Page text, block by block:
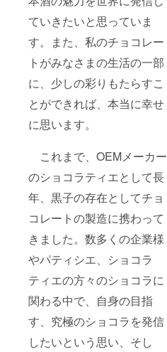
ていきたいと思っていま
す。また、私のチョコレー
トがみなさまの生活の一部
に、少しの彩りもたらすこ
とができれば、本当に幸せ
に思います。
これまで、OEMメーカー
のショコラティエとして長
年、黒子の存在としてチョ
コレートの製造に携わって
きました。数多くの企業様
やパティシエ、ショコラ
ティエの方々のショコラに
関わる中で、自身の目指
す、究極のショコラを発信
したいという思い、そし